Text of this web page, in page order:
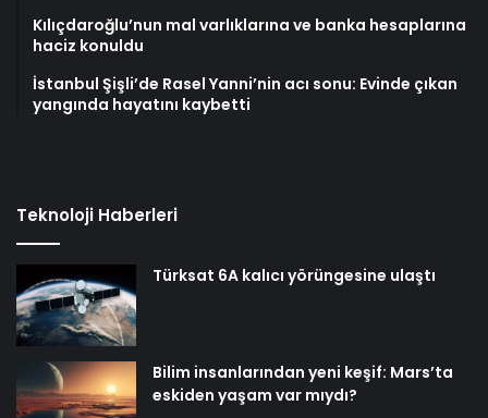
Kılıçdaroğlu’nun mal varlıklarına ve banka hesaplarına
haciz konuldu
İstanbul Şişli’de Rasel Yanni’nin acı sonu: Evinde çıkan
yangında hayatını kaybetti
Teknoloji Haberleri
Türksat 6A kalıcı yörüngesine ulaştı
Bilim insanlarından yeni keşif: Mars’ta
eskiden yaşam var mıydı?